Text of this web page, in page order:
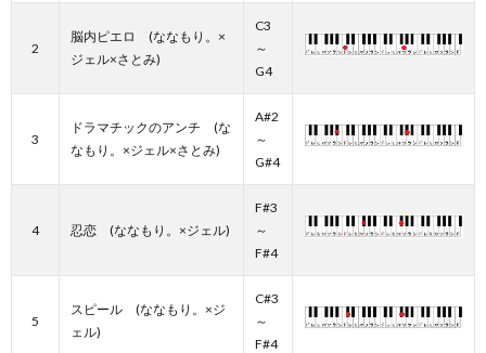
2
脳内ピエロ (ななもり。×
ジェル×さとみ)
C3
～
G4
3
ドラマチックのアンチ (な
なもり。×ジェル×さとみ)
A#2
～
G#4
4 忍恋 (ななもり。×ジェル)
F#3
～
F#4
5
スピール (ななもり。×ジ
ェル)
C#3
～
F#4